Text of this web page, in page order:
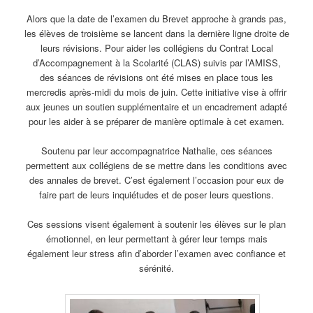
Alors que la date de l’examen du Brevet approche à grands pas,
les élèves de troisième se lancent dans la dernière ligne droite de
leurs révisions. Pour aider les collégiens du Contrat Local
d’Accompagnement à la Scolarité (CLAS) suivis par l’AMISS,
des séances de révisions ont été mises en place tous les
mercredis après-midi du mois de juin. Cette initiative vise à offrir
aux jeunes un soutien supplémentaire et un encadrement adapté
pour les aider à se préparer de manière optimale à cet examen.
Soutenu par leur accompagnatrice Nathalie, ces séances
permettent aux collégiens de se mettre dans les conditions avec
des annales de brevet. C’est également l’occasion pour eux de
faire part de leurs inquiétudes et de poser leurs questions.
Ces sessions visent également à soutenir les élèves sur le plan
émotionnel, en leur permettant à gérer leur temps mais
également leur stress afin d’aborder l’examen avec confiance et
sérénité.